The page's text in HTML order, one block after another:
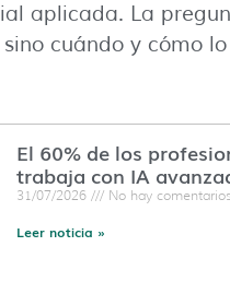
aplicada. La
cuándo y cómo
El 60% de los
trabaja con IA
31/07/2026 No hay comentarios
Leer noticia »